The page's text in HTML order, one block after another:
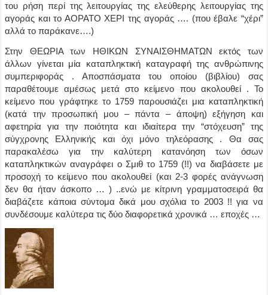
του ρήση περί της λειτουργίας της ελεύθερης λειτουργίας της
αγοράς και το ΑΟΡΑΤΟ ΧΕΡΙ της αγοράς …. (που έβαλε “χέρι”
αλλά το παράκανε….)
Στην ΘΕΩΡΙΑ των ΗΘΙΚΩΝ ΣΥΝΑΙΣΘΗΜΑΤΩΝ εκτός των
άλλων γίνεται μία καταπληκτική καταγραφή της ανθρώπινης
συμπεριφοράς . Αποσπάσματα του οποίου (βιβλίου) σας
παραθέτουμε αμέσως μετά στο κείμενο που ακολουθεί . Το
κείμενο που γράφτηκε το 1759 παρουσιάζει μια καταπληκτική
(κατά την προσωπική μου – πάντα – άποψη) εξήγηση και
αφετηρία για την ποιότητα και ιδιαίτερα την “στόχευση” της
σύγχρονης Ελληνικής και όχι μόνο τηλεόρασης . Θα σας
παρακαλέσω για την καλύτερη κατανόηση των όσων
καταπληκτικών αναγράφει ο Σμιθ το 1759 (!!) να διαβάσετε με
προσοχή το κείμενο που ακολουθεί (και 2-3 φορές ανάγνωση
δεν θα ήταν άσκοπο … ) ..ενώ με κίτρινη γραμματοσειρά θα
διαβάζετε κάποια σύντομα δικά μου σχόλια το 2003 !! για να
συνδέσουμε καλύτερα τις δύο διαφορετικά χρονικά … εποχές …